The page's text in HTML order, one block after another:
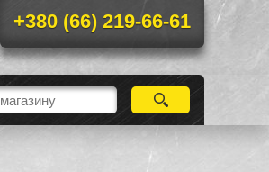
+380 (66) 219-66-61